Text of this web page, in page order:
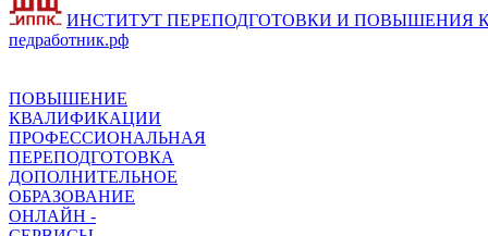
ИНСТИТУТ ПЕРЕПОДГОТОВКИ И ПОВЫШЕНИЯ
педработник.рф
ПОВЫШЕНИЕ
КВАЛИФИКАЦИИ
ПРОФЕССИОНАЛЬНАЯ
ПЕРЕПОДГОТОВКА
ДОПОЛНИТЕЛЬНОЕ
ОБРАЗОВАНИЕ
ОНЛАЙН -